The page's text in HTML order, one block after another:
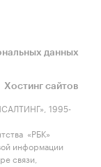
данных
Хостинг сайтов
1995-
«РБК»
информации
связи,